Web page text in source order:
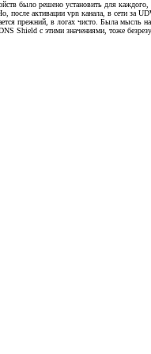
было решено установить для
активации vpn канала, в сети за
прежний, в логах чисто. Была
Shield с этими значениями, тоже